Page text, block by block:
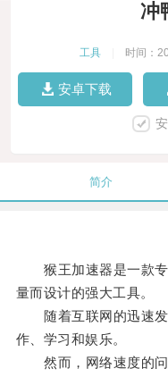
冲
工具 时间：
安卓下载
简介
猴王加速器是一款专
量而设计的强大工具。
随着互联网的迅速发
作、学习和娱乐。
然而，网络速度的问